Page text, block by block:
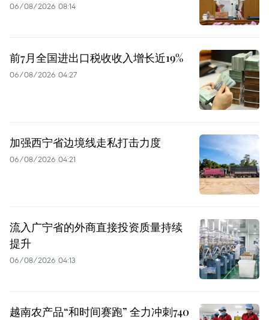
06/08/2026 08:14
前7月全国进出口税收收入增长近19%
06/08/2026 04:27
加强西宁省边境线走私打击力度
06/08/2026 04:21
流入广宁省的外商直接投资质量持续
提升
06/08/2026 04:13
越南农产品“和时间赛跑” 全力冲刺740